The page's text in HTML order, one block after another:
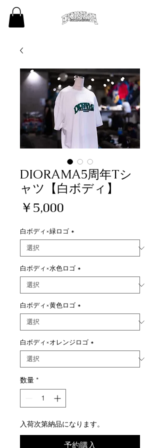
DIORAMA5周年Tシ
ャツ【白ボディ】
￥5,000
白ボディ×緑ロゴ *
白ボディ×水色ロゴ *
白ボディ×黄色ロゴ *
白ボディ×オレンジロゴ *
数量 *
入荷次第納品になります。
予約購入